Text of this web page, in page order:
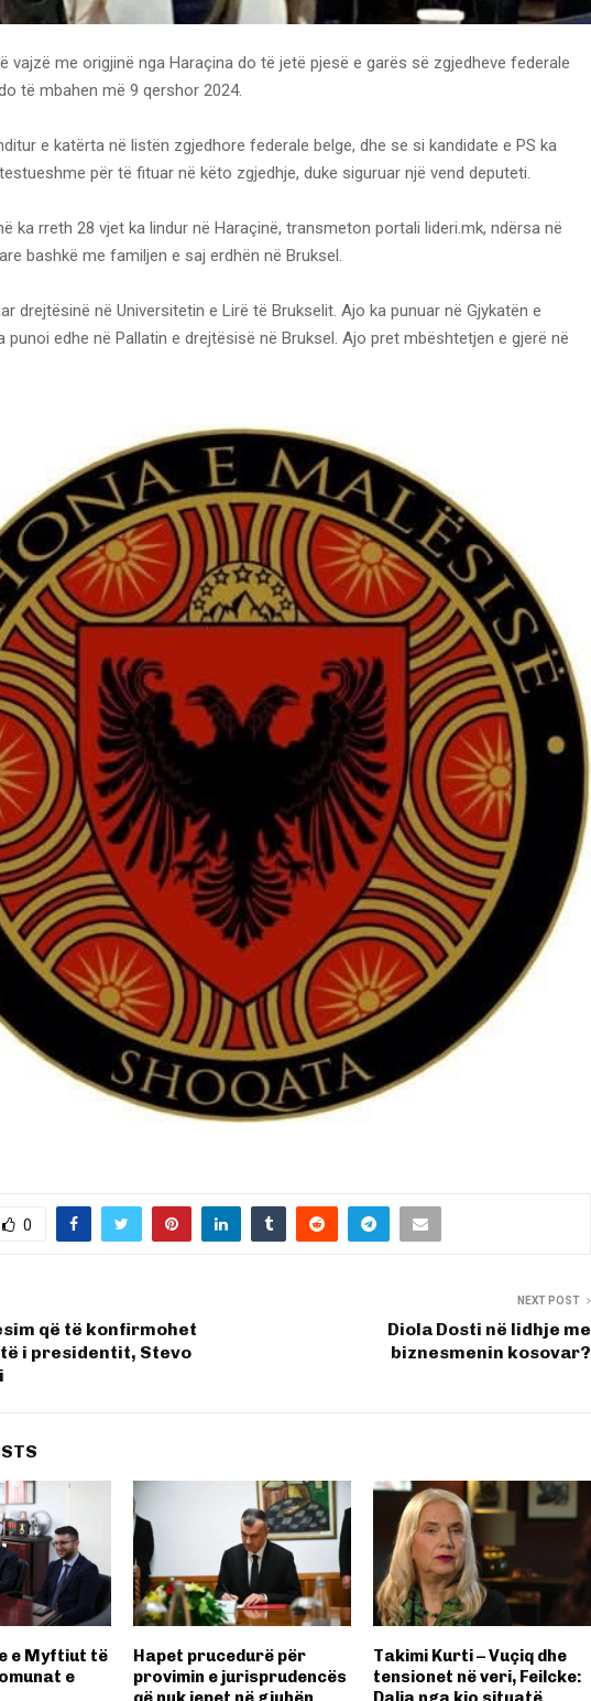
vajzë me origjinë nga Haraçina do të jetë pjesë e garës së zgjedheve federale
të mbahen më 9 qershor 2024.
e katërta në listën zgjedhore federale belge, dhe se si kandidate e PS ka
për të fituar në këto zgjedhje, duke siguruar një vend deputeti.
ka rreth 28 vjet ka lindur në Haraçinë, transmeton portali lideri.mk, ndërsa në
bashkë me familjen e saj erdhën në Bruksel.
drejtësinë në Universitetin e Lirë të Brukselit. Ajo ka punuar në Gjykatën e
punoi edhe në Pallatin e drejtësisë në Bruksel. Ajo pret mbështetjen e gjerë në
0
që të konfirmohet
i presidentit, Stevo
NEXT POST
Diola Dosti në lidhje me
biznesmenin kosovar?
e Myftiut të
e
Hapet prucedurë për
provimin e jurisprudencës
Takimi Kurti – Vuçiq dhe
tensionet në veri, Feilcke: